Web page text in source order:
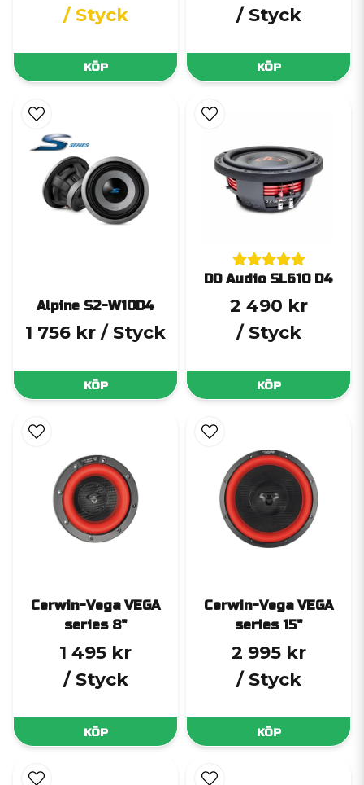
/ Styck
KÖP
/ Styck
KÖP
Alpine S2-W10D4
1 756 kr / Styck
KÖP
DD Audio SL610 D4
2 490 kr
/ Styck
KÖP
Cerwin-Vega VEGA
series 8"
1 495 kr
/ Styck
KÖP
Cerwin-Vega VEGA
series 15"
2 995 kr
/ Styck
KÖP